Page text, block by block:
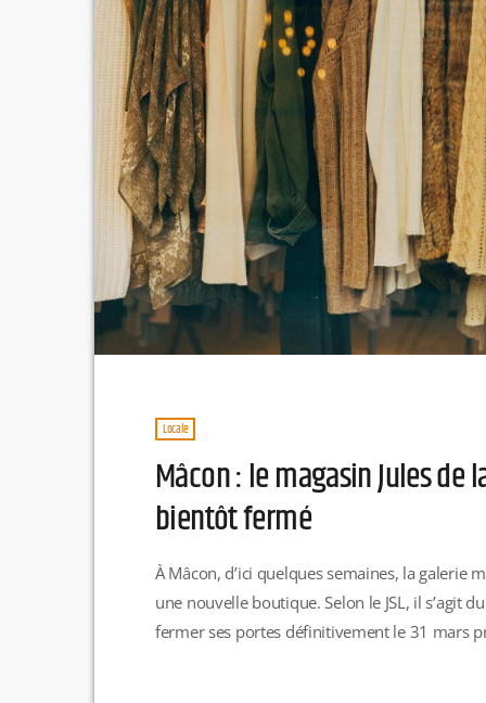
Locale
Mâcon : le magasin Jules de
bientôt fermé
À Mâcon, d’ici quelques semaines, la galerie
une nouvelle boutique. Selon le JSL, il s’agit
fermer ses portes définitivement le 31 mars